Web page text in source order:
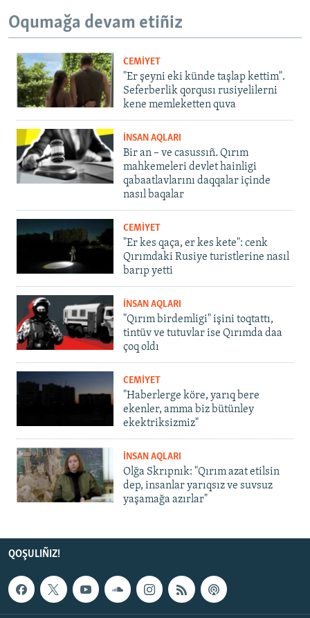
Oqumağa devam etiñiz
CEMİYET
"Er şeyni eki künde taşlap kettim".
Seferberlik qorqusı rusiyelilerni
kene memleketten quva
İNSAN AQLARI
Bir an – ve casussıñ. Qırım
mahkemeleri devlet hainligi
qabaatlavlarını daqqalar içinde
nasıl baqalar
CEMİYET
"Er kes qaça, er kes kete": cenk
Qırımdaki Rusiye turistlerine nasıl
barıp yetti
İNSAN AQLARI
"Qırım birdemligi" işini toqtattı,
tintüv ve tutuvlar ise Qırımda daa
çoq oldı
CEMİYET
"Haberlerge köre, yarıq bere
ekenler, amma biz bütünley
ekektriksizmiz"
İNSAN AQLARI
Olğa Skrıpnık: "Qırım azat etilsin
dep, insanlar yarıqsız ve suvsuz
yaşamağa azırlar"
QOŞULIÑIZ!